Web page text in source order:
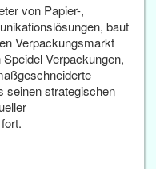
von Papier-,
baut
Verpackungsmarkt
Verpackungen,
seinen strategischen